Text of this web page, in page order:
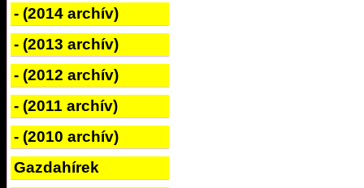
- (2014 archív)
- (2013 archív)
- (2012 archív)
- (2011 archív)
- (2010 archív)
Gazdahírek